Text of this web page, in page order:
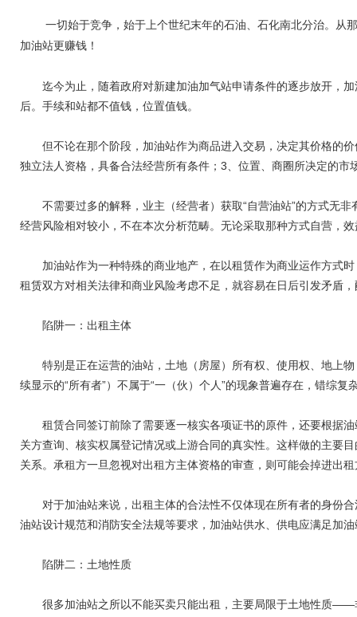
一切始于竞争，始于上个世纪末年的石油、石化南北分治。从
加油站更赚钱！
迄今为止，随着政府对新建加油加气站申请条件的逐步放开，加
后。手续和站都不值钱，位置值钱。
但不论在那个阶段，加油站作为商品进入交易，决定其价格的价
独立法人资格，具备合法经营所有条件；3、位置、商圈所决定的市
不需要过多的解释，业主（经营者）获取“自营油站”的方式无非
经营风险相对较小，不在本次分析范畴。无论采取那种方式自营，
加油站作为一种特殊的商业地产，在以租赁作为商业运作方式时
租赁双方对相关法律和商业风险考虑不足，就容易在日后引发矛盾
陷阱一：出租主体
特别是正在运营的油站，土地（房屋）所有权、使用权、地上物
续显示的“所有者”）不属于“一（伙）个人”的现象普遍存在，错综复
租赁合同签订前除了需要逐一核实各项证书的原件，还要根据油
关方查询、核实权属登记情况或上游合同的真实性。这样做的主要
关系。承租方一旦忽视对出租方主体资格的审查，则可能会掉进出租
对于加油站来说，出租主体的合法性不仅体现在所有者的身份
油站设计规范和消防安全法规等要求，加油站供水、供电应满足加
陷阱二：土地性质
很多加油站之所以不能买卖只能出租，主要局限于土地性质――